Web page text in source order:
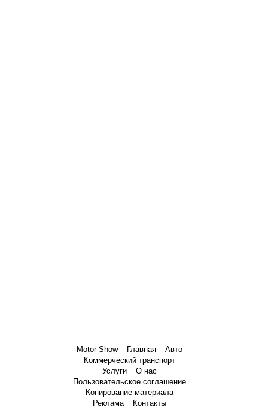
Motor Show Главная
Авто
Коммерческий транспорт
Услуги
О нас
Пользовательское соглашение
Копирование материала
Реклама
Контакты